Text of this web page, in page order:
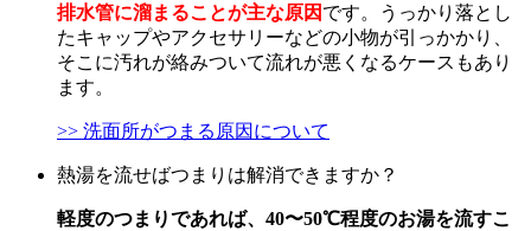
排水管に溜まることが主な原因 です。うっかり落とし
たキャップやアクセサリーなどの小物が引っかかり、
そこに汚れが絡みついて流れが悪くなるケースもあり
ます。
>> 洗面所がつまる原因について
熱湯を流せばつまりは解消できますか？
軽度のつまりであれば、40〜50℃程度のお湯を流すこ